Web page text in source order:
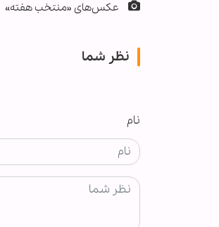
عکس‌های «منتخب هفته»
نظر شما
نام